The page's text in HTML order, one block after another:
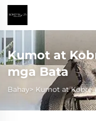
Kumot at
mga Bata
Bahay> Kumot at